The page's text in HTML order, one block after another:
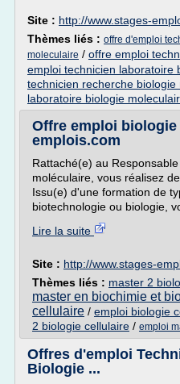
Site : http://www.stages-
Thèmes liés : offre d'emploi
moleculaire / offre emploi
emploi technicien laboratoire
technicien recherche biologie
laboratoire biologie
Offre emploi
emplois.com
Rattaché(e) au
moléculaire, vous réalisez
Issu(e) d'une formation de
biotechnologie ou biologie,
Lire la suite
Site : http://www.stages-
Thèmes liés : master 2
master en biochimie et
cellulaire / emploi biologie
2 biologie cellulaire / emploi
Offres d'emploi
Biologie ...